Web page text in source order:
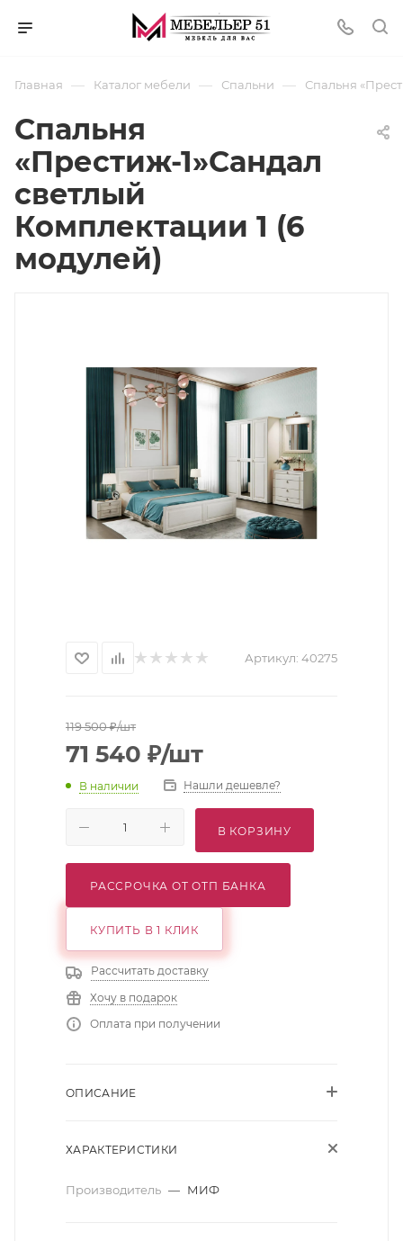
Главная — Каталог мебели — Спальни — Спальня
Спальня
«Престиж-1»Сандал
светлый
Комплектации 1 (6
модулей)
Артикул: 40275
119 500₽/шт
71 540 ₽/шт
В наличии Нашли дешевле?
В КОРЗИНУ
РАССРОЧКА ОТ ОТП БАНКА
КУПИТЬ В 1 КЛИК
Рассчитать доставку
Хочу в подарок
Оплата при получении
ОПИСАНИЕ
ХАРАКТЕРИСТИКИ
Производитель — МИФ